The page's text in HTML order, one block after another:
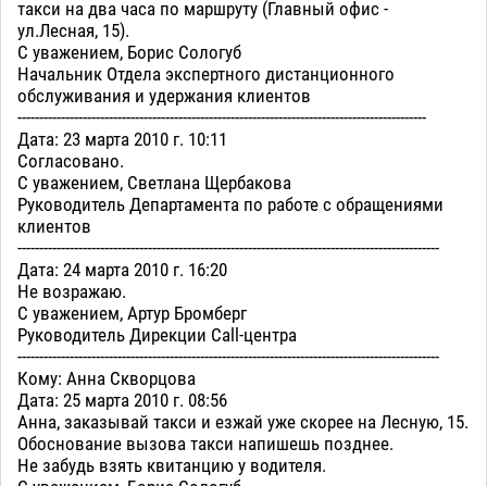
такси на два часа по маршруту (Главный офис -
ул.Лесная, 15).
С уважением, Борис Сологуб
Начальник Отдела экспертного дистанционного
обслуживания и удержания клиентов
----------------------------------------------------------------------------------------------
Дата: 23 марта 2010 г. 10:11
Согласовано.
С уважением, Светлана Щербакова
Руководитель Департамента по работе с обращениями
клиентов
-------------------------------------------------------------------------------------------------
Дата: 24 марта 2010 г. 16:20
Не возражаю.
С уважением, Артур Бромберг
Руководитель Дирекции Call-центра
-------------------------------------------------------------------------------------------------
Кому: Анна Скворцова
Дата: 25 марта 2010 г. 08:56
Анна, заказывай такси и езжай уже скорее на Лесную, 15.
Обоснование вызова такси напишешь позднее.
Не забудь взять квитанцию у водителя.